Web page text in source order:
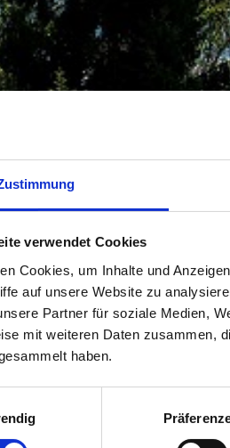
verwendet Cookies
Cookies, um Inhalte und
auf unsere Website zu
Partner für soziale Medien,
mit weiteren Daten zusammen,
haben.